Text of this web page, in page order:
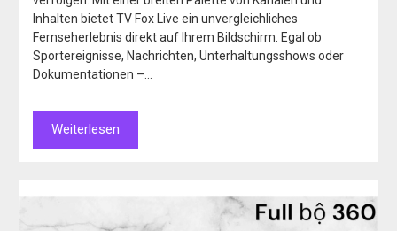
Inhalten bietet TV Fox Live ein unvergleichliches
Fernseherlebnis direkt auf Ihrem Bildschirm. Egal ob
Sportereignisse, Nachrichten, Unterhaltungsshows oder
Dokumentationen –…
Weiterlesen